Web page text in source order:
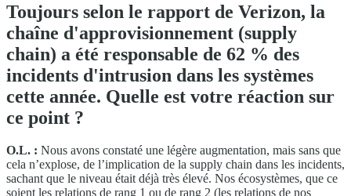
Toujours selon le rapport de Verizon, la
chaîne d'approvisionnement (supply
chain) a été responsable de 62 % des
incidents d'intrusion dans les systèmes
cette année. Quelle est votre réaction sur
ce point ?
O.L. : Nous avons constaté une légère augmentation, mais sans que
cela n’explose, de l’implication de la supply chain dans les incidents,
sachant que le niveau était déjà très élevé. Nos écosystèmes, que ce
soient les relations de rang 1 ou de rang 2 (les relations de nos